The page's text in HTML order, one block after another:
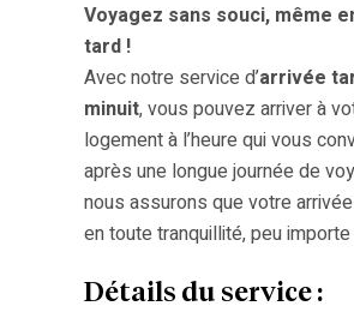
Voyagez sans souci, même
tard !
Avec notre service d’arrivée
minuit, vous pouvez arriver à
logement à l’heure qui vous
après une longue journée de
nous assurons que votre
en toute tranquillité, peu importe
Détails du service :